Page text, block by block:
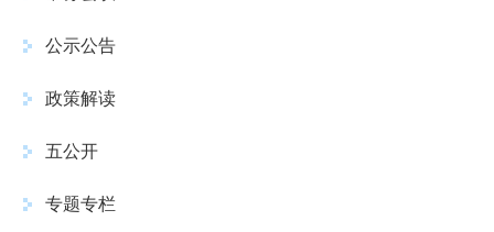
公示公告
政策解读
五公开
专题专栏